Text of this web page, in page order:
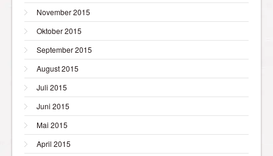
November 2015
Oktober 2015
September 2015
August 2015
Juli 2015
Juni 2015
Mai 2015
April 2015